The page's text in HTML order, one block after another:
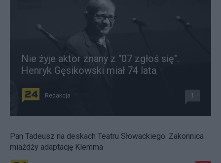
Nie żyje aktor znany z "07 zgłoś się".
Henryk Gęsikowski miał 74 lata
Redakcja 1
Pan Tadeusz na deskach Teatru Słowackiego. Zakonnica
miażdży adaptację Klemma